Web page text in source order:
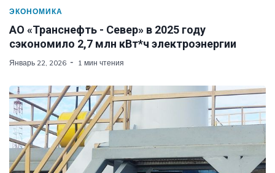
ЭКОНОМИКА
АО «Транснефть - Север» в 2025 году
сэкономило 2,7 млн кВт*ч электроэнергии
Январь 22, 2026 1 мин чтения